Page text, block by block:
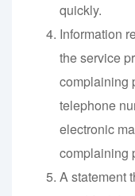
quickly.
Information
the service
complaining
telephone
electronic
complaining
A statement